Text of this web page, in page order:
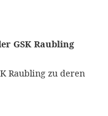
GSK Raubling
Raubling zu deren